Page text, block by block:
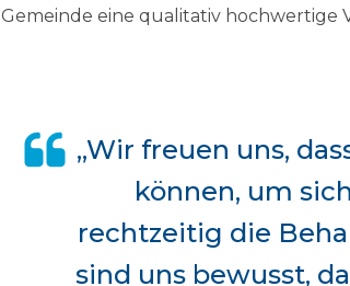
Gemeinde eine qualitativ hochwertige
„Wir freuen uns,
können, um
rechtzeitig die
sind uns bewusst,